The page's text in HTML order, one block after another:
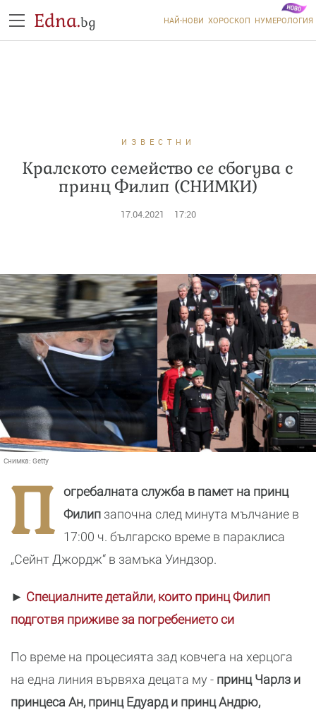
Edna.bg НАЙ-НОВИ ХОРОСКОП НУМЕРОЛОГИЯ
ИЗВЕСТНИ
Кралското семейство се сбогува с
принц Филип (СНИМКИ)
17.04.2021 17:20
Снимка: Getty
П
огребалната служба в памет на принц
Филип започна след минута мълчание в
17:00 ч. българско време в параклиса
„Сейнт Джордж“ в замъка Уиндзор.
► Специалните детайли, които принц Филип
подготвя приживе за погребението си
По време на процесията зад ковчега на херцога
на една линия вървяха децата му - принц Чарлз и
принцеса Ан, принц Едуард и принц Андрю,